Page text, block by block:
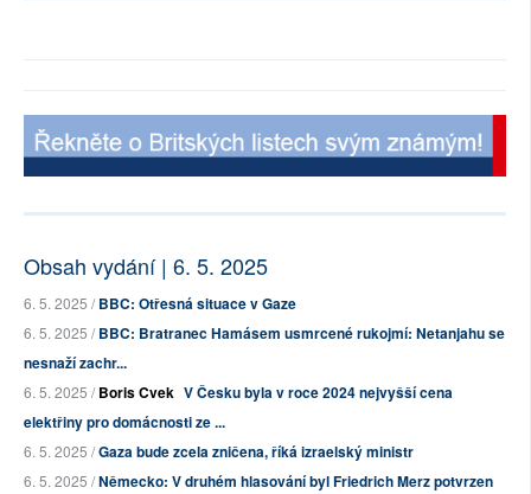
Obsah vydání | 6. 5. 2025
6. 5. 2025 /BBC: Otřesná situace v Gaze
6. 5. 2025 /BBC: Bratranec Hamásem usmrcené rukojmí: Netanjahu se
nesnaží zachr...
6. 5. 2025 /Boris Cvek V Česku byla v roce 2024 nejvyšší cena
elektřiny pro domácnosti ze ...
6. 5. 2025 /Gaza bude zcela zničena, říká izraelský ministr
6. 5. 2025 /Německo: V druhém hlasování byl Friedrich Merz potvrzen